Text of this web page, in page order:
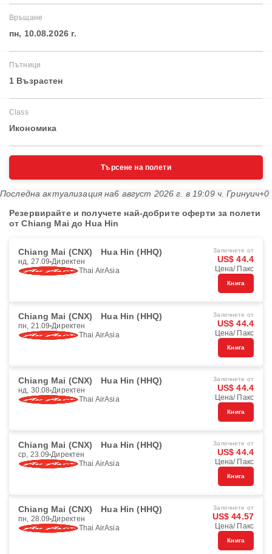
Връщане
пн, 10.08.2026 г.
Пътници
1 Възрастен
Class
Икономика
Търсене на полети
Последна актуализация на6 август 2026 г. в 19:09 ч. Гринуич+0
Резервирайте и получете най-добрите оферти за полети
от Chiang Mai до Hua Hin
Chiang Mai (CNX) Hua Hin (HHQ)
нд, 27.09 Директен
Thai AirAsia
Започнете от
US$ 44.4
Цена/ Пакс
Книга
Chiang Mai (CNX) Hua Hin (HHQ)
пн, 21.09 Директен
Thai AirAsia
Започнете от
US$ 44.4
Цена/ Пакс
Книга
Chiang Mai (CNX) Hua Hin (HHQ)
нд, 30.08 Директен
Thai AirAsia
Започнете от
US$ 44.4
Цена/ Пакс
Книга
Chiang Mai (CNX) Hua Hin (HHQ)
ср, 23.09 Директен
Thai AirAsia
Започнете от
US$ 44.4
Цена/ Пакс
Книга
Chiang Mai (CNX) Hua Hin (HHQ)
пн, 28.09 Директен
Thai AirAsia
Започнете от
US$ 44.57
Цена/ Пакс
Книга